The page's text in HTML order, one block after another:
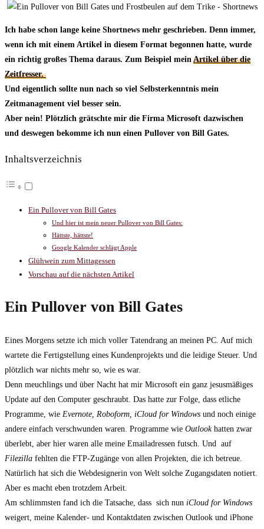
Ich habe schon lange keine Shortnews mehr geschrieben. Denn immer,
wenn ich mit einem Artikel in diesem Format begonnen hatte, wurde
ein richtig großes Thema daraus. Zum Beispiel mein Artikel über die
Zeitfresser.
Und eigentlich sollte nun nach so viel Selbsterkenntnis mein
Zeitmanagement viel besser sein.
Aber nein! Plötzlich grätschte mir die Firma Microsoft dazwischen
und deswegen bekomme ich nun einen Pullover von Bill Gates.
Inhaltsverzeichnis
Ein Pullover von Bill Gates
Und hier ist mein neuer Pullover von Bill Gates:
Hättste, hättste!
Google Kalender schlägt Apple
Glühwein zum Mittagessen
Vorschau auf die nächsten Artikel
Ein Pullover von Bill Gates
Eines Morgens setzte ich mich voller Tatendrang an meinen PC. Auf mich
wartete die Fertigstellung eines Kundenprojekts und die leidige Steuer. Und
plötzlich war nichts mehr so, wie es war.
Denn meuchlings und über Nacht hat mir Microsoft ein ganz jesusmäßiges
Update auf den Computer geschraubt. Das hatte zur Folge, dass etliche
Programme, wie Evernote, Roboform, iCloud for Windows und noch einige
andere einfach verschwunden waren. Programme wie Outlookhatten zwar
überlebt, aber hier waren alle meine Emailadressen futsch. Und auf
Filezilla fehlten die FTP-Zugänge von allen Projekten, die ich betreue.
Natürlich hat sich die Webdesignerin von Welt solche Zugangsdaten notiert.
Aber es macht eben trotzdem Arbeit.
Am schlimmsten fand ich die Tatsache, dass sich nun iCloud for Windows
weigert, meine Kalender- und Kontaktdaten zwischen Outlook und iPhone